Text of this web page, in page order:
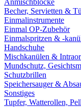
Anmischblöcke
Becher, Servietten &
Einmalinstrumente
Einmal OP-Zubehör
Einmalspritzen & -
Handschuhe
Mischkanülen &
Mundschutz,
Schutzbrillen
Speichersauger &
Sonstiges
Tupfer, Watterollen,